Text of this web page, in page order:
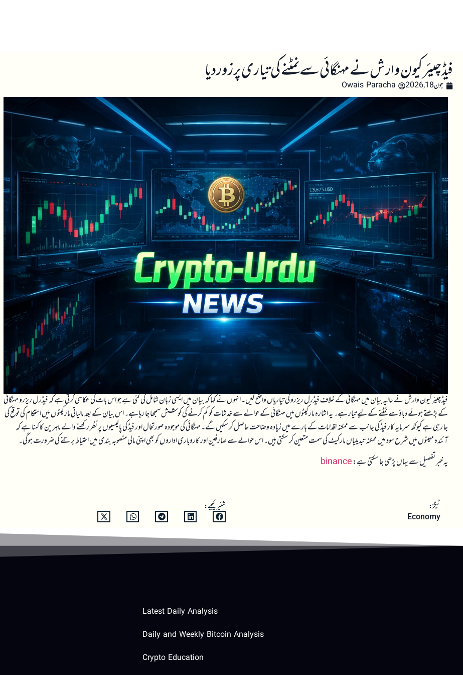
فیڈ چیئر کیون وارش نے مہنگائی سے نمٹنے کی تیاری پر زور دیا
جون 18, 2026 Owais Paracha
فیڈ چیئر کیون وارش نے حالیہ بیان میں مہنگائی کے خلاف فیڈرل ریزرو کی تیاریاں واضح کیں۔ انہوں نے کہا کہ بیان میں ایسی زبان شامل کی گئی ہے جو اس بات کی عکاسی کرتی ہے کہ فیڈرل ریزرو مہنگائی
کے بڑھتے ہوئے دباؤ سے نمٹنے کے لیے تیار ہے۔ یہ اشارہ مارکیٹوں میں مہنگائی کے حوالے سے خدشات کو کم کرنے کی کوشش سمجھا جا رہا ہے۔ اس بیان کے بعد مالیاتی مارکیٹوں میں استحکام کی توقع کی
جا رہی ہے کیونکہ سرمایہ کار فیڈ کی جانب سے ممکنہ اقدامات کے بارے میں زیادہ وضاحت حاصل کر سکیں گے۔ مہنگائی کی موجودہ صورتحال اور فیڈ کی پالیسیوں پر نظر رکھنے والے ماہرین کا کہنا ہے کہ
آئندہ مہینوں میں شرح سود میں ممکنہ تبدیلیاں مارکیٹ کی سمت متعین کر سکتی ہیں۔ اس حوالے سے صارفین اور کاروباری اداروں کو بھی اپنی مالی منصوبہ بندی میں احتیاط برتنے کی ضرورت ہوگی۔
یہ خبر تفصیل سے یہاں پڑھی جا سکتی ہے:binance
ٹیگز:
Economy
شئیر کیجیے:
Latest Daily Analysis
Daily and Weekly Bitcoin Analysis
Crypto Education